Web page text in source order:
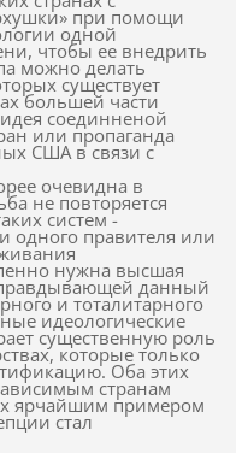
при помощи
одной
чтобы ее внедрить
можно делать
существует
большей части
соединненой
или пропаганда
США в связи с
очевидна в
не повторяется
систем -
одного правителя или
нужна высшая
данный
и тоталитарного
идеологические
существенную роль
которые только
Оба этих
странам
ярчайшим примером
стал